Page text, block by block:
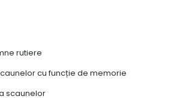
rutiere
cu funcție de memorie
scaunelor